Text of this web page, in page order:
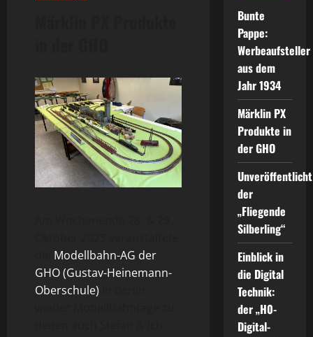
Modellbahn-AG der
GHO (Gustav-Heinemann-
Oberschule)
Bunte
Pappe:
Werbeaufsteller
aus dem
Jahr 1934
Märklin PX
Produkte in
der GHO
der
„Fliegende
Silberling“
Einblick in
die Digital
Technik:
der „H0-
Digital-